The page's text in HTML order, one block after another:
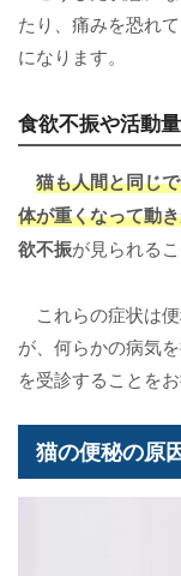
たり、痛みを恐れ
になります。
食欲不振や活動
猫も人間と同じ
体が重くなって動
欲不振が見られる
これらの症状は
が、何らかの病気
を受診することをお
猫の便秘の原